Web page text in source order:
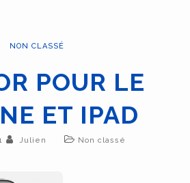
NON CLASSÉ
POUR LE
ET IPAD
Julien Non classé